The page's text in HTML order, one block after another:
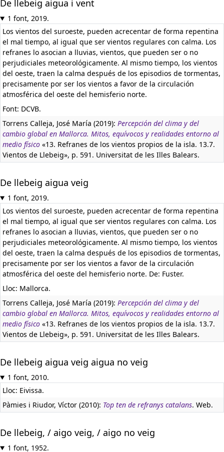
De llebeig aigua i vent
1 font, 2019.
Los vientos del suroeste, pueden acrecentar de forma repentina
el mal tiempo, al igual que ser vientos regulares con calma. Los
refranes lo asocian a lluvias, vientos, que pueden ser o no
perjudiciales meteorológicamente. Al mismo tiempo, los vientos
del oeste, traen la calma después de los episodios de tormentas,
precisamente por ser los vientos a favor de la circulación
atmosférica del oeste del hemisferio norte.
Font: DCVB.
Torrens Calleja, José María (2019): Percepción del clima y del
cambio global en Mallorca. Mitos, equívocos y realidades entorno al
medio físico «13. Refranes de los vientos propios de la isla. 13.7.
Vientos de Llebeig», p. 591. Universitat de les Illes Balears.
De llebeig aigua veig
1 font, 2019.
Los vientos del suroeste, pueden acrecentar de forma repentina
el mal tiempo, al igual que ser vientos regulares con calma. Los
refranes lo asocian a lluvias, vientos, que pueden ser o no
perjudiciales meteorológicamente. Al mismo tiempo, los vientos
del oeste, traen la calma después de los episodios de tormentas,
precisamente por ser los vientos a favor de la circulación
atmosférica del oeste del hemisferio norte. De: Fuster.
Lloc: Mallorca.
Torrens Calleja, José María (2019): Percepción del clima y del
cambio global en Mallorca. Mitos, equívocos y realidades entorno al
medio físico «13. Refranes de los vientos propios de la isla. 13.7.
Vientos de Llebeig», p. 591. Universitat de les Illes Balears.
De llebeig aigua veig aigua no veig
1 font, 2010.
Lloc: Eivissa.
Pàmies i Riudor, Víctor (2010): Top ten de refranys catalans. Web.
De llebeig, / aigo veig, / aigo no veig
1 font, 1952.